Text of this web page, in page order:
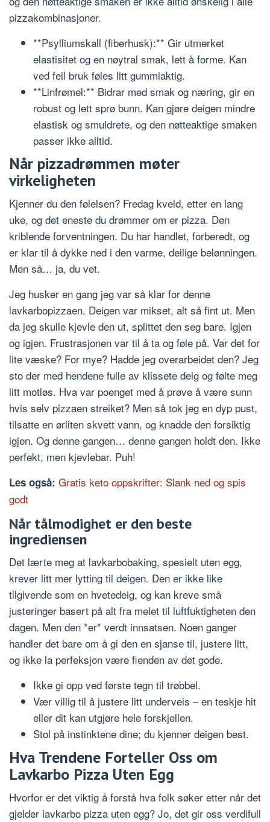
pizzakombinasjoner.
**Psylliumskall (fiberhusk):** Gir utmerket
elastisitet og en nøytral smak, lett å forme. Kan
ved feil bruk føles litt gummiaktig.
**Linfrømel:** Bidrar med smak og næring, gir en
robust og lett sprø bunn. Kan gjøre deigen mindre
elastisk og smuldrete, og den nøtteaktige smaken
passer ikke alltid.
Når pizzadrømmen møter
virkeligheten
Kjenner du den følelsen? Fredag kveld, etter en lang
uke, og det eneste du drømmer om er pizza. Den
kriblende forventningen. Du har handlet, forberedt, og
er klar til å dykke ned i den varme, deilige belønningen.
Men så… ja, du vet.
Jeg husker en gang jeg var så klar for denne
lavkarbopizzaen. Deigen var mikset, alt så fint ut. Men
da jeg skulle kjevle den ut, splittet den seg bare. Igjen
og igjen. Frustrasjonen var til å ta og føle på. Var det for
lite væske? For mye? Hadde jeg overarbeidet den? Jeg
sto der med hendene fulle av klissete deig og følte meg
litt motløs. Hva var poenget med å prøve å være sunn
hvis selv pizzaen streiket? Men så tok jeg en dyp pust,
tilsatte en ørliten skvett vann, og knadde den forsiktig
igjen. Og denne gangen… denne gangen holdt den. Ikke
perfekt, men kjevlebar. Puh!
Les også: Gratis keto oppskrifter: Slank ned og spis
godt
Når tålmodighet er den beste
ingrediensen
Det lærte meg at lavkarbobaking, spesielt uten egg,
krever litt mer lytting til deigen. Den er ikke like
tilgivende som en hvetedeig, og kan kreve små
justeringer basert på alt fra melet til luftfuktigheten den
dagen. Men den *er* verdt innsatsen. Noen ganger
handler det bare om å gi den en sjanse til, justere litt,
og ikke la perfeksjon være fienden av det gode.
Ikke gi opp ved første tegn til trøbbel.
Vær villig til å justere litt underveis – en teskje hit
eller dit kan utgjøre hele forskjellen.
Stol på instinktene dine; du kjenner deigen best.
Hva Trendene Forteller Oss om
Lavkarbo Pizza Uten Egg
Hvorfor er det viktig å forstå hva folk søker etter når det
gjelder lavkarbo pizza uten egg? Jo, det gir oss verdifull